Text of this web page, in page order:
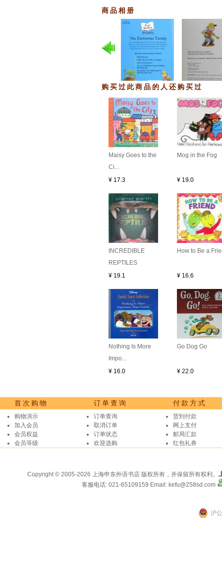
商品相册
购买过此商品的人还购买过
Maisy Goes to the
Ci...
¥ 17.3
Mog in the Fog
¥ 19.0
INCREDIBLE
REPTILES
¥ 19.1
How to Be a
¥ 16.6
Nothing Is More
Impo...
¥ 16.0
Go Dog Go
¥ 22.0
首次购物
购物演示
加入会员
会员权益
会员等级
订单查询
订单查询
取消订单
订单状态
欢迎选购
付款方式
货到付款
网上支付
邮局汇款
红包礼券
Copyright © 2005-2026 上海申东外语书店 版权所有，并保留所有权利。
客服电话: 021-65109159 Email: kefu@258sd.com
沪